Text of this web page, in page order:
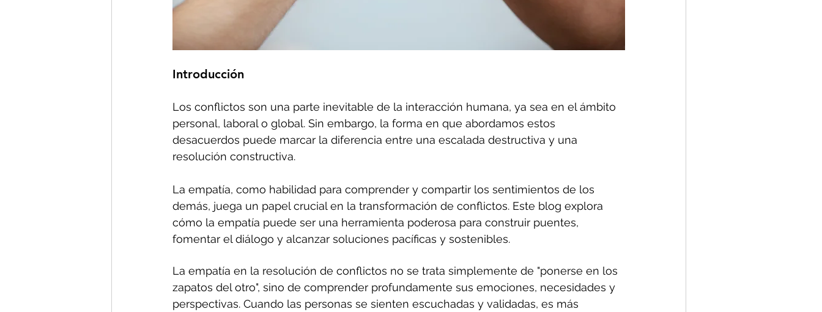
Introducción
Los conflictos son una parte inevitable de la interacción humana, ya sea en el ámbito
personal, laboral o global. Sin embargo, la forma en que abordamos estos
desacuerdos puede marcar la diferencia entre una escalada destructiva y una
resolución constructiva.
La empatía, como habilidad para comprender y compartir los sentimientos de los
demás, juega un papel crucial en la transformación de conflictos. Este blog explora
cómo la empatía puede ser una herramienta poderosa para construir puentes,
fomentar el diálogo y alcanzar soluciones pacíficas y sostenibles.
La empatía en la resolución de conflictos no se trata simplemente de "ponerse en los
zapatos del otro", sino de comprender profundamente sus emociones, necesidades y
perspectivas. Cuando las personas se sienten escuchadas y validadas, es más